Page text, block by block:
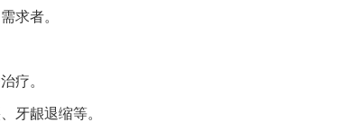
求者。
疗。
牙龈退缩等。